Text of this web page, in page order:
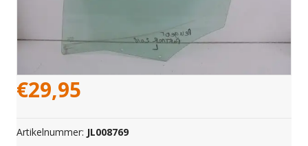
€29,95
Artikelnummer: JL008769